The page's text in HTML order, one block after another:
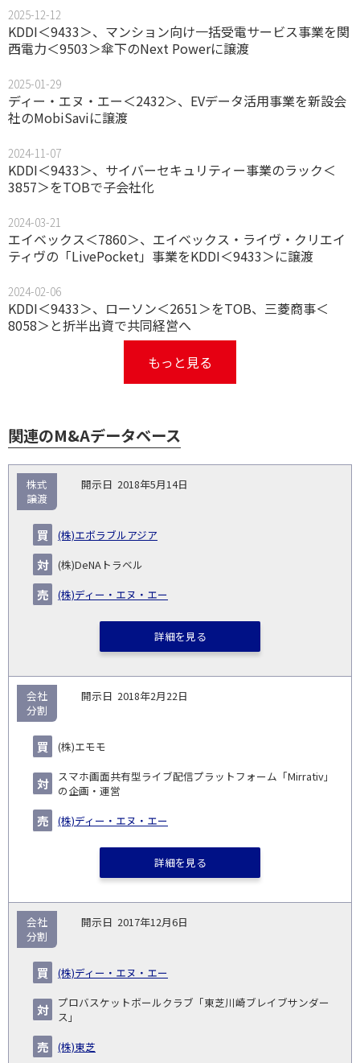
2025-12-12
KDDI＜9433＞、マンション向け一括受電サービス事業を関
西電力＜9503＞傘下のNext Powerに譲渡
2025-01-29
ディー・エヌ・エー＜2432＞、EVデータ活用事業を新設会
社のMobiSaviに譲渡
2024-11-07
KDDI＜9433＞、サイバーセキュリティー事業のラック＜
3857＞をTOBで子会社化
2024-03-21
エイベックス＜7860＞、エイベックス・ライヴ・クリエイ
ティヴの「LivePocket」事業をKDDI＜9433＞に譲渡
2024-02-06
KDDI＜9433＞、ローソン＜2651＞をTOB、三菱商事＜
8058＞と折半出資で共同経営へ
もっと見る
関連のM&Aデータベース
示
い
企
業・
事業
り
2018年5月14日
(株)エボラブルアジア
(株)DeNAトラベル
(株)ディー・エヌ・エー
株式
譲渡
詳細を見る
2018年2月22日
(株)エモモ
スマホ画面共有型ライブ配信プラットフォーム「Mirrativ」
の企画・運営
(株)ディー・エヌ・エー
会社
分割
詳細を見る
2017年12月6日
(株)ディー・エヌ・エー
プロバスケットボールクラブ「東芝川崎ブレイブサンダー
ス」
(株)東芝
会社
分割